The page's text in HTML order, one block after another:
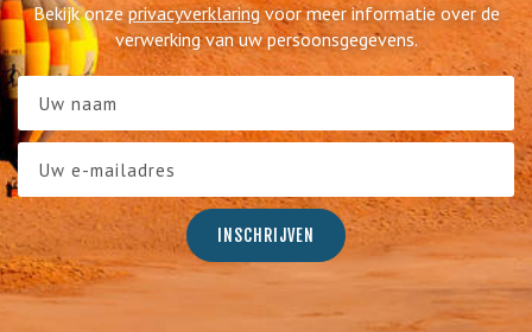
Bekijk onzeprivacyverklaringvoor meer informatie over de
verwerking van uw persoonsgegevens.